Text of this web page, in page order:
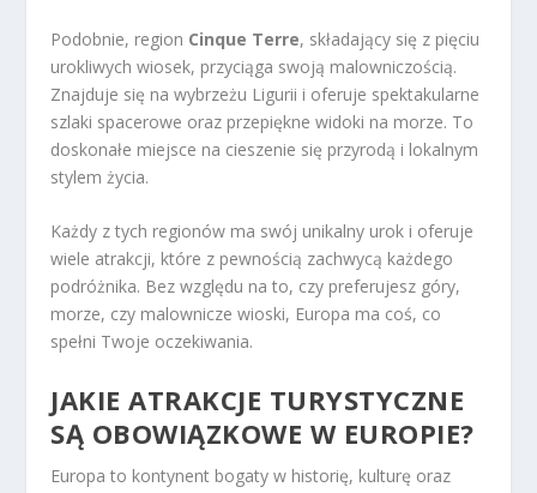
Podobnie, region Cinque Terre, składający się z pięciu
urokliwych wiosek, przyciąga swoją malowniczością.
Znajduje się na wybrzeżu Ligurii i oferuje spektakularne
szlaki spacerowe oraz przepiękne widoki na morze. To
doskonałe miejsce na cieszenie się przyrodą i lokalnym
stylem życia.
Każdy z tych regionów ma swój unikalny urok i oferuje
wiele atrakcji, które z pewnością zachwycą każdego
podróżnika. Bez względu na to, czy preferujesz góry,
morze, czy malownicze wioski, Europa ma coś, co
spełni Twoje oczekiwania.
JAKIE ATRAKCJE TURYSTYCZNE
SĄ OBOWIĄZKOWE W EUROPIE?
Europa to kontynent bogaty w historię, kulturę oraz